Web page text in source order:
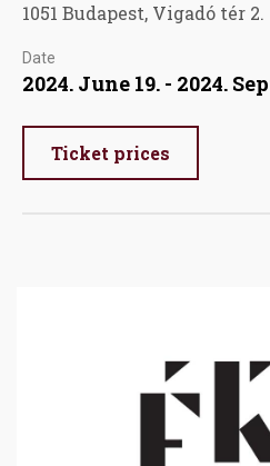
1051 Budapest, Vigadó tér 2.
Date
2024. June 19. - 2024.
Ticket prices